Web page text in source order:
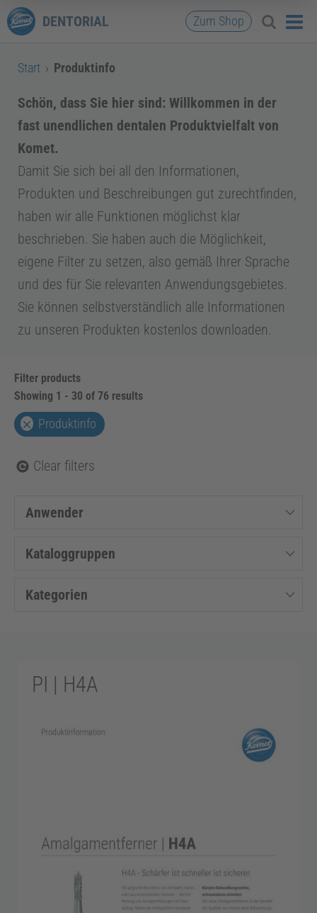
DENTORIAL Zum Shop
Start › Produktinfo
Schön, dass Sie hier sind: Willkommen in der
fast unendlichen dentalen Produktvielfalt von
Komet.
Damit Sie sich bei all den Informationen,
Produkten und Beschreibungen gut zurechtfinden,
haben wir alle Funktionen möglichst klar
beschrieben. Sie haben auch die Möglichkeit,
eigene Filter zu setzen, also gemäß Ihrer Sprache
und des für Sie relevanten Anwendungsgebietes.
Sie können selbstverständlich alle Informationen
zu unseren Produkten kostenlos downloaden.
Filter products
Showing 1 - 30 of 76 results
Produktinfo
Clear filters
Anwender
Kataloggruppen
Kategorien
PI | H4A